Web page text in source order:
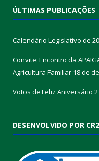
ÚLTIMAS PUBLICAÇÕES
Calendário Legislativo de
Convite: Encontro da
Agricultura Familiar 18 de
Votos de Feliz Aniversário
DESENVOLVIDO POR CR2